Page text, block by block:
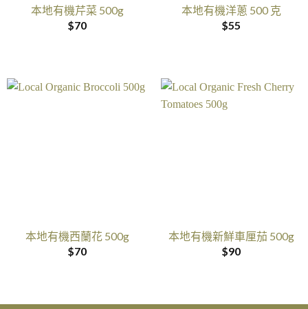
本地有機芹菜 500g
$70
本地有機洋蔥 500 克
$55
本地有機西蘭花 500g
$70
本地有機新鮮車厘茄 500g
$90